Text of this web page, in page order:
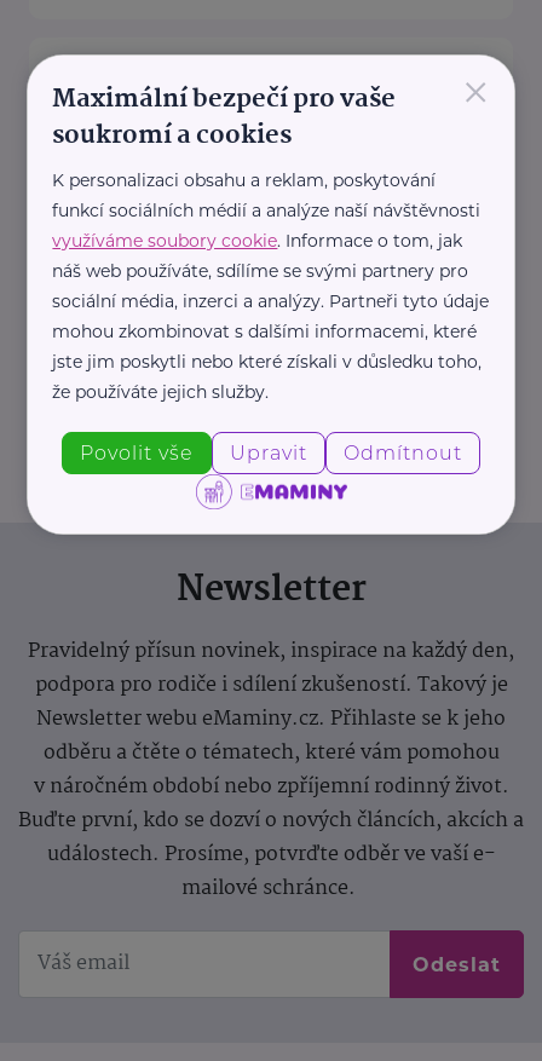
Zdravotnické potřeby, Distribuce
PZT, s.r.o.
Palackého 187 Turnov
Společnost Distribuce PZT, s.r.o.
, působící na českém trhu v
oblasti zdravotnických potřeb již
od roku ...
https://www.zdravotnicke-
potreby.cz/
+420 777 151 911
Newsletter
Pravidelný přísun novinek, inspirace na každý den,
podpora pro rodiče i sdílení zkušeností. Takový je
Newsletter webu eMaminy.cz. Přihlaste se k jeho
odběru a čtěte o tématech, které vám pomohou
v náročném období nebo zpříjemní rodinný život.
Buďte první, kdo se dozví o nových článcích, akcích a
událostech. Prosíme, potvrďte odběr ve vaší e-
mailové schránce.
Odeslat
×
Maximální bezpečí pro vaše
soukromí a cookies
K personalizaci obsahu a reklam, poskytování
funkcí sociálních médií a analýze naší návštěvnosti
využíváme soubory cookie. Informace o tom, jak
náš web používáte, sdílíme se svými partnery pro
sociální média, inzerci a analýzy. Partneři tyto údaje
mohou zkombinovat s dalšími informacemi, které
jste jim poskytli nebo které získali v důsledku toho,
že používáte jejich služby.
Povolit vše Upravit Odmítnout